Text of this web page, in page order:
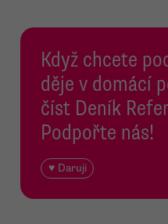
Když chcete
děje v domácí
číst Deník
Podpořte nás!
♥ Daruji